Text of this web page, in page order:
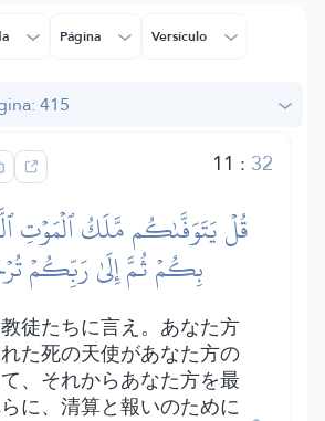
Página Versículo
415
11 : 32
بِكُمۡ ثُمَّ إِلَىٰ رَبِّكُمۡ
徒たちに言え。あなた方
た死の天使があなた方の
、それからあなた方を最
に、清算と報いのために